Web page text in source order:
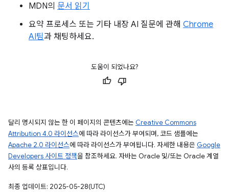
MDN의 문서 읽기
요약 프로세스 또는 기타 내장 AI 질문에 관해 Chrome
AI팀과 채팅하세요.
도움이 되었나요?
달리 명시되지 않는 한 이 페이지의 콘텐츠에는 Creative Commons
Attribution 4.0 라이선스에 따라 라이선스가 부여되며, 코드 샘플에는
Apache 2.0 라이선스에 따라 라이선스가 부여됩니다. 자세한 내용은 Google
Developers 사이트 정책을 참조하세요. 자바는 Oracle 및/또는 Oracle 계열
사의 등록 상표입니다.
최종 업데이트: 2025-05-28(UTC)